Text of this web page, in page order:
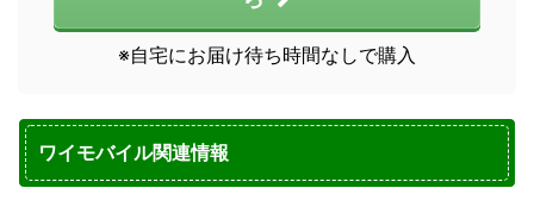
※自宅にお届け待ち時間なしで購入
ワイモバイル関連情報